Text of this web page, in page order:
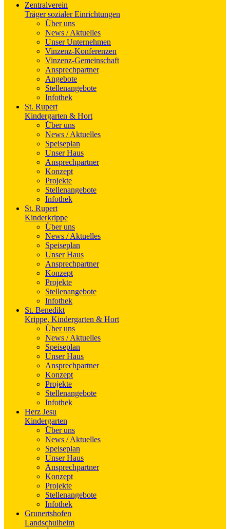
Zentralverein
Träger sozialer Einrichtungen
Über uns
News / Aktuelles
Unser Unternehmen
Vinzenz-Konferenzen
Vinzenz-Gemeinschaft
Ansprechpartner
Angebote
Stellenangebote
Infothek
St. Rupert
Kindergarten & Hort
Über uns
News / Aktuelles
Speiseplan
Unser Haus
Ansprechpartner
Konzept
Projekte
Stellenangebote
Infothek
St. Rupert
Kinderkrippe
Über uns
News / Aktuelles
Speiseplan
Unser Haus
Ansprechpartner
Konzept
Projekte
Stellenangebote
Infothek
St. Benedikt
Krippe, Kindergarten & Hort
Über uns
News / Aktuelles
Speiseplan
Unser Haus
Ansprechpartner
Konzept
Projekte
Stellenangebote
Infothek
Herz Jesu
Kindergarten
Über uns
News / Aktuelles
Speiseplan
Unser Haus
Ansprechpartner
Konzept
Projekte
Stellenangebote
Infothek
Grunertshofen
Landschulheim